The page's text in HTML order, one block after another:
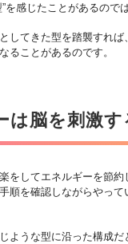
を感じたことがあるので
してきた型を踏襲すれ
ることがあるのです。
は脳を刺激す
をしてエネルギーを節約
順を確認しながらやっ
ような型に沿った構成